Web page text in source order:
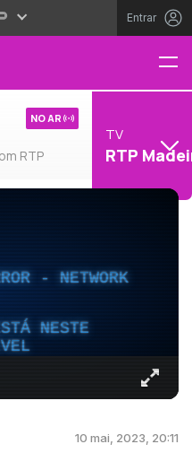
Entrar
RTP
NO AR
TV
RTP
- NETWORK
NESTE
10 mai, 2023, 20:11